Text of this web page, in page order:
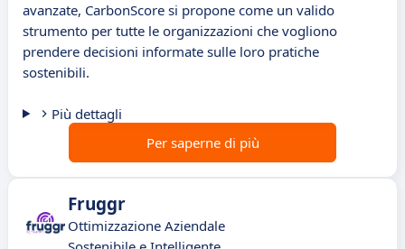
avanzate, CarbonScore si propone come un valido
strumento per tutte le organizzazioni che vogliono
prendere decisioni informate sulle loro pratiche
sostenibili.
Più dettagli
Per saperne di più
Fruggr
Ottimizzazione Aziendale